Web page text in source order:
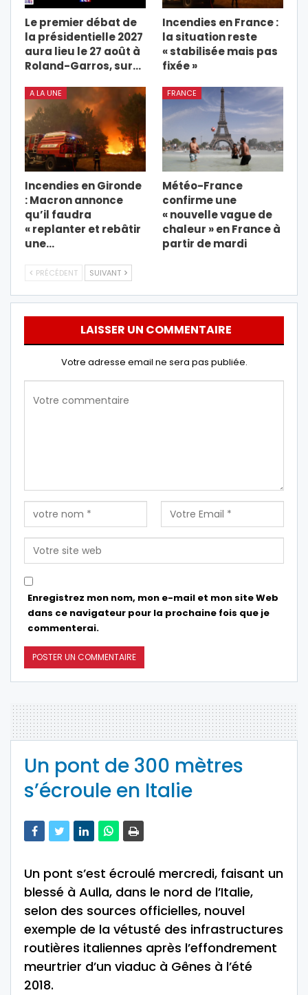
Le premier débat de
la présidentielle 2027
aura lieu le 27 août à
Roland-Garros, sur…
Incendies en France :
la situation reste
« stabilisée mais pas
fixée »
A LA UNE
Incendies en Gironde
: Macron annonce
qu’il faudra
« replanter et rebâtir
une…
FRANCE
Météo-France
confirme une
« nouvelle vague de
chaleur » en France à
partir de mardi
PRÉCÉDENT SUIVANT
LAISSER UN COMMENTAIRE
Votre adresse email ne sera pas publiée.
Enregistrez mon nom, mon e-mail et mon site Web
dans ce navigateur pour la prochaine fois que je
commenterai.
Un pont de 300 mètres
s’écroule en Italie
Un pont s’est écroulé mercredi, faisant un
blessé à Aulla, dans le nord de l’Italie,
selon des sources officielles, nouvel
exemple de la vétusté des infrastructures
routières italiennes après l’effondrement
meurtrier d’un viaduc à Gênes à l’été
2018.